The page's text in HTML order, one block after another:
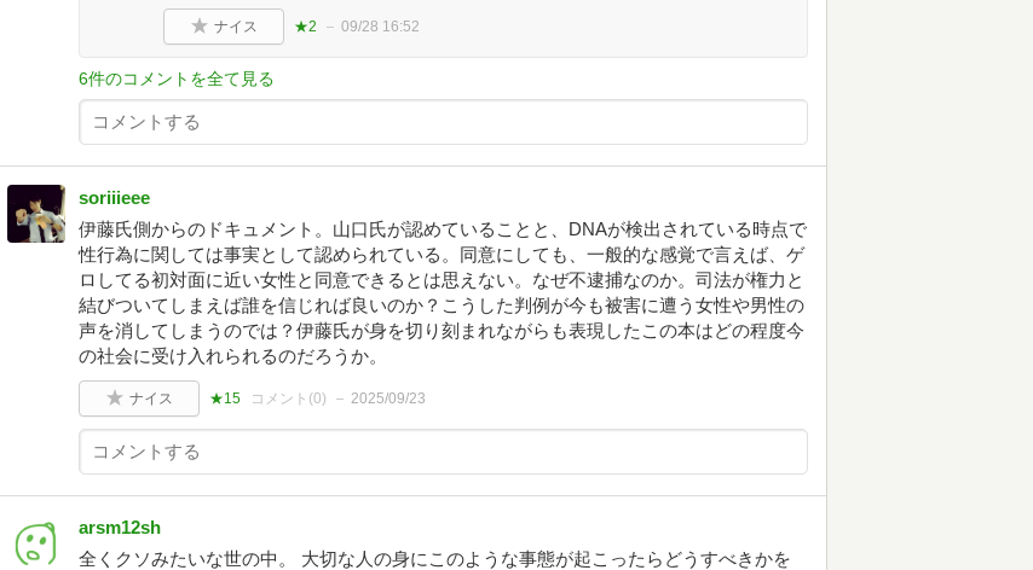
ナイス ★2 09/28 16:52
6件のコメントを全て見る
soriiieee
伊藤氏側からのドキュメント。山口氏が認めていることと、DNAが検出されている時点で
性行為に関しては事実として認められている。同意にしても、一般的な感覚で言えば、ゲ
ロしてる初対面に近い女性と同意できるとは思えない。なぜ不逮捕なのか。司法が権力と
結びついてしまえば誰を信じれば良いのか？こうした判例が今も被害に遭う女性や男性の
声を消してしまうのでは？伊藤氏が身を切り刻まれながらも表現したこの本はどの程度今
の社会に受け入れられるのだろうか。
ナイス ★15 コメント(0) 2025/09/23
arsm12sh
全くクソみたいな世の中。 大切な人の身にこのような事態が起こったらどうすべきかを